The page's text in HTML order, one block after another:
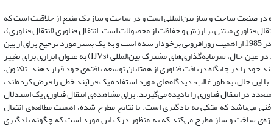
در صنعت ساخت ‌و ساز بین‌المللی است و در ساخت ‌و ساز یک منبع از خلاقیت است که
مبتنی بر ارزش و حفاظت از محصولات است. انتقال فناوری (انتقال فناوری)،
از زمان تدوین کد بین-المللی اجرا برای انتقال فناوری توسط UNCTAD در 1985 از اهمیت روزافزونی برخودار شده است و به یک بستر مورد ترجیح برای از بین
بردن شکافی بین کشورهای توسعه یافته و در حال توسعه شده است. در عین حال، سرمایه‌گذاری‌های مشترک بین‌المللی (IJVs) به عنوان ابزاری برای تغییر
را در جایگاه دریافت فناوری از همتایان توسعه‌ یافته‌ی خود قرار دهند. تاکنون،
این حال، به طور غالب، دیدگاه‌های مورد استفاده یک فرآیند خطی را فرض کرده‌اند،
در انتقال فناوری را نادیده می‌گیرند. برای مشاهده‌ی انتقال فناوری یک استدلال
می‌باشد که متکی به یادگیری است. با نتایج مطرح شده، اهمیت مطالعه‌ی انتقال
ساخت ‌و ساز مطرح می‌کند که به منظور درک این مورد است که چگونه یادگیری